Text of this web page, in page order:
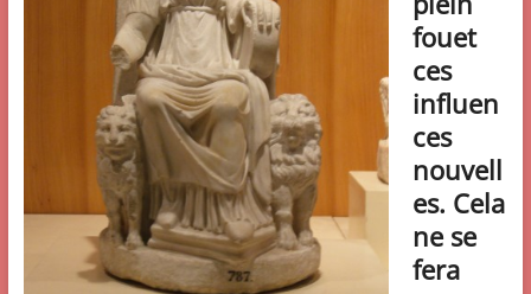
fouet
ces
influen
ces
nouvell
es. Cela
ne se
fera